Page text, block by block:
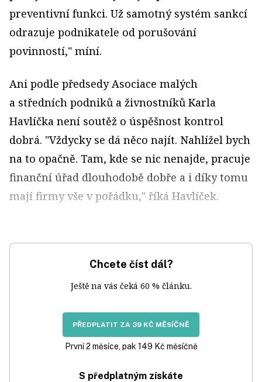
preventivní funkci. Už samotný systém sankcí
odrazuje podnikatele od porušování
povinností," míní.
Ani podle předsedy Asociace malých
a středních podniků a živnostníků Karla
Havlíčka není soutěž o úspěšnost kontrol
dobrá. "Vždycky se dá něco najít. Nahlížel bych
na to opačně. Tam, kde se nic nenajde, pracuje
finanční úřad dlouhodobě dobře a i díky tomu
mají firmy vše v pořádku," říká Havlíček.
Chcete číst dál?
Ještě na vás čeká 60 % článku.
PŘEDPLATIT ZA 39 KČ MĚSÍČNĚ
První 2 měsíce, pak 149 Kč měsíčně
S předplatným získáte